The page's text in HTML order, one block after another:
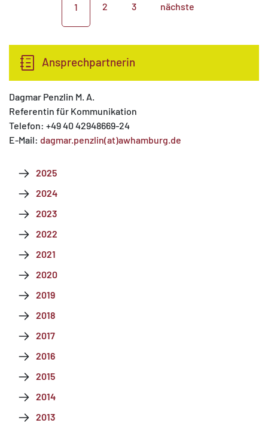
1 2 3 nächste
Ansprechpartnerin
Dagmar Penzlin M. A.
Referentin für Kommunikation
Telefon: +49 40 42948669-24
E-Mail: dagmar.penzlin(at)awhamburg.de
2025
2024
2023
2022
2021
2020
2019
2018
2017
2016
2015
2014
2013